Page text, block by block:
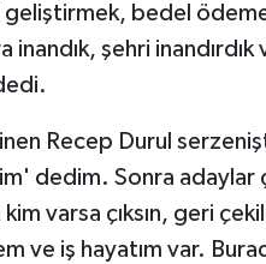
geliştirmek, bedel
inandık, şehri
Recep Durul
dedim. Sonra adaylar
kim varsa çıksın, geri
ve iş hayatım var.